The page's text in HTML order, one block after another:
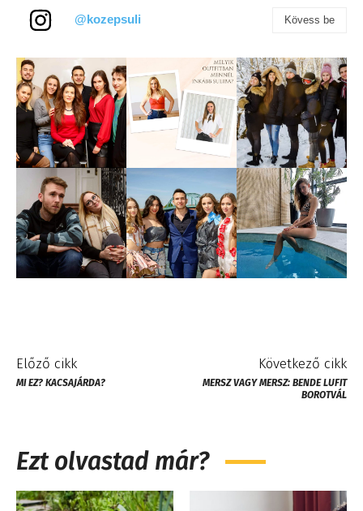
@kozepsuli Kövess be
Előző cikk
MI EZ? KACSAJÁRDA?
Következő cikk
MERSZ VAGY MERSZ: BENDE LUFIT
BOROTVÁL
Ezt olvastad már?